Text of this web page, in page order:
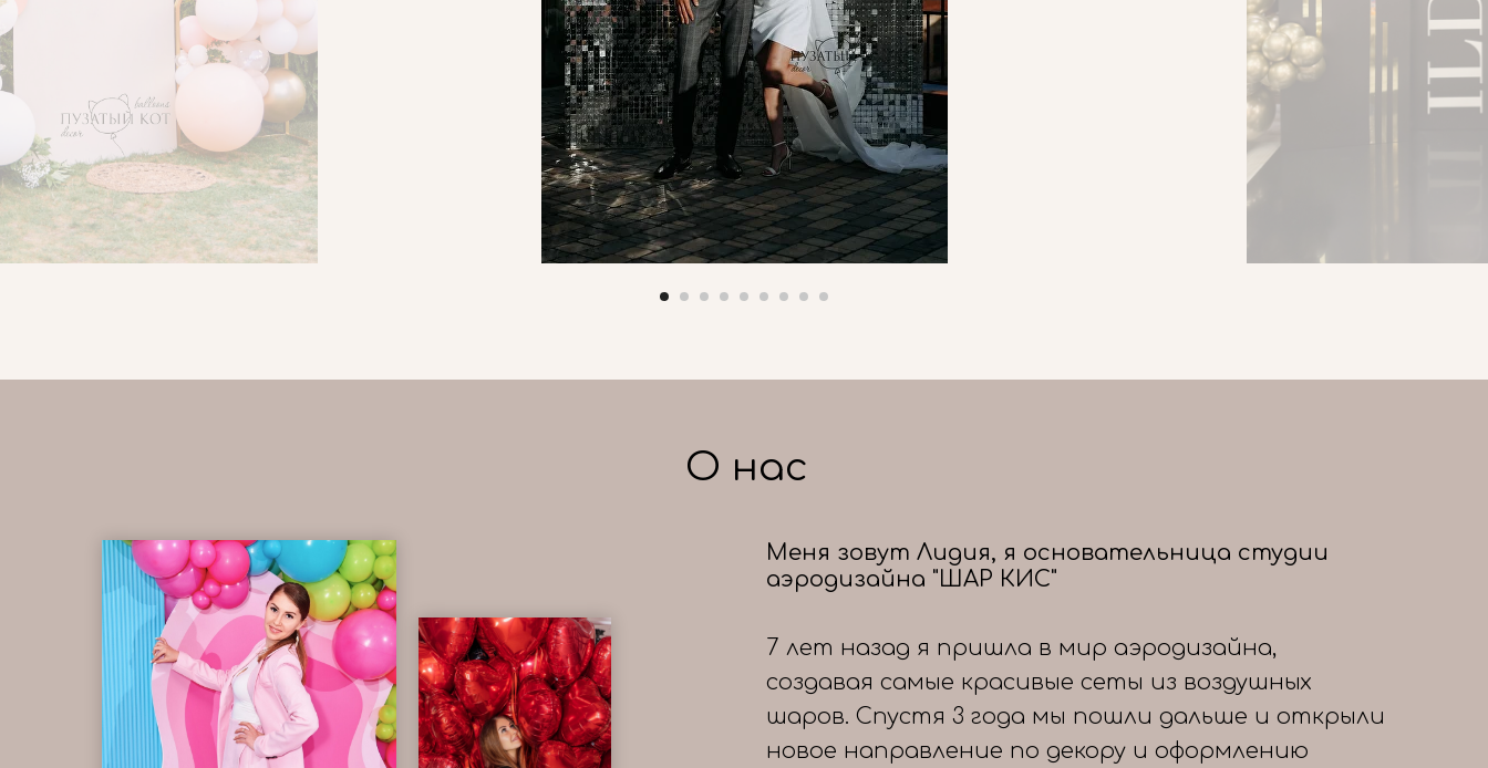
О нас
Меня зовут Лидия, я основательница студии
аэродизайна "ШАР КИС"
7 лет назад я пришла в мир аэродизайна,
создавая самые красивые сеты из воздушных
шаров. Спустя 3 года мы пошли дальше и открыли
новое направление по декору и оформлению